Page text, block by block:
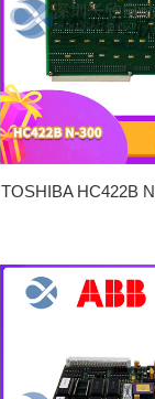
TOSHIBA HC422B